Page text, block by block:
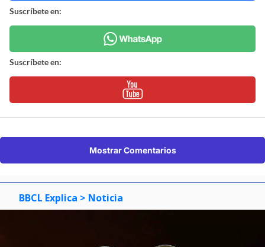
Suscríbete en:
Suscríbete en:
Mostrar Comentarios
BBCL Explica > Noticia